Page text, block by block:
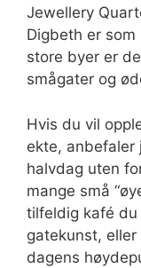
Jewellery
Digbeth er
store byer er
smågater og
Hvis du vil
ekte, anbefaler
halvdag uten
mange små
tilfeldig kafé du
gatekunst,
dagens